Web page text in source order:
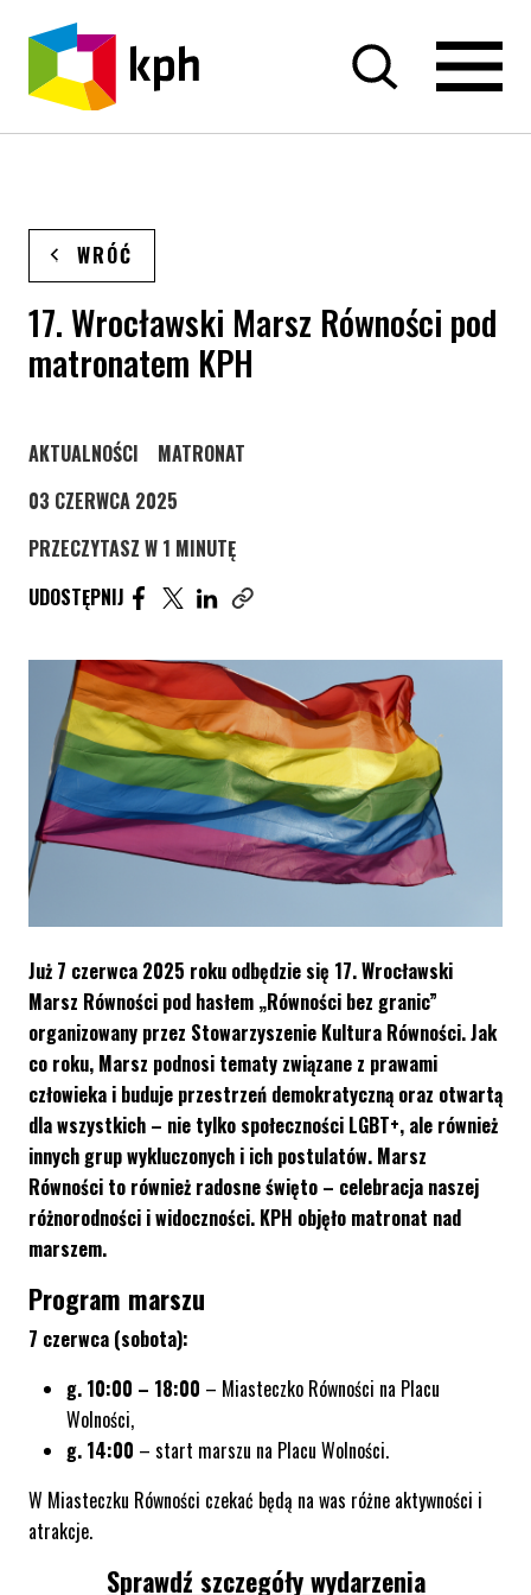
PRZEJDŹ DO TREŚCI
WRÓĆ
17. Wrocławski Marsz Równości pod
matronatem KPH
STRONA KATEGORII WPISÓW
AKTUALNOŚCI STRONA KATEGORII WPISÓW
MATRONAT
03 CZERWCA 2025
PRZECZYTASZ W 1 MINUTĘ
UDOSTĘPNIJ
UDOSTĘPNIJ ARTYKUŁ NA FACEBOOK. STRONA
UDOSTĘPNIJ ARTYKUŁ NA TWITTER.
UDOSTĘPNIJ ARTYKUŁ NA LINKEDIN.
Już 7 czerwca 2025 roku odbędzie się 17. Wrocławski
Marsz Równości pod hasłem „Równości bez granic”
organizowany przez Stowarzyszenie Kultura Równości. Jak
co roku, Marsz podnosi tematy związane z prawami
człowieka i buduje przestrzeń demokratyczną oraz otwartą
dla wszystkich – nie tylko społeczności LGBT+, ale również
innych grup wykluczonych i ich postulatów. Marsz
Równości to również radosne święto – celebracja naszej
różnorodności i widoczności. KPH objęło matronat nad
marszem.
Program marszu
7 czerwca (sobota):
g. 10:00 – 18:00 – Miasteczko Równości na Placu
Wolności,
g. 14:00 – start marszu na Placu Wolności.
W Miasteczku Równości czekać będą na was różne aktywności i
atrakcje.
Sprawdź szczegóły wydarzenia